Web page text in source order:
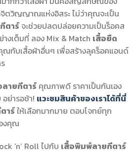
ตวิญญาณแห่งอิสระ ไม่ว่าคุณจะเป็น
ตาร์ จะช่วยปลดปล่อยความเป็นร็อคส
งเต็มที่ ลอง Mix & Match เสื้อยืด
ณกับเสื้อผ้าอื่นๆ เพื่อสร้างลุคร็อคแอนด์
ลายกีตาร์ คุณภาพดี ราคาเป็นกันเอง
ย่ารอช้า! แวะชมสินค้าของเราได้ที่นี่
าร์ให้เลือกมากมาย ตอบโจทย์ทุก
งคุณ
‘n’ Roll ไปกับ เสื้อพิมพ์ลายกีตาร์